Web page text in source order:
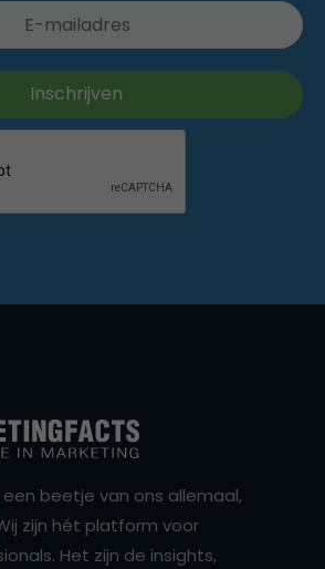
beetje van ons allemaal,
zijn hét platform voor
Het zijn de insights,